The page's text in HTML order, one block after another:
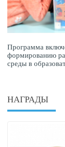
Программа
формированию
среды в
НАГРАДЫ